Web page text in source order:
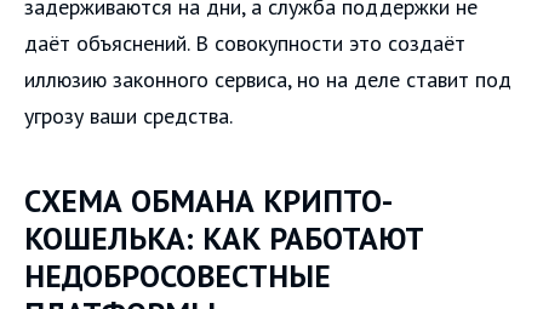
задерживаются на дни, а служба поддержки не
даёт объяснений. В совокупности это создаёт
иллюзию законного сервиса, но на деле ставит под
угрозу ваши средства.
СХЕМА ОБМАНА КРИПТО-
КОШЕЛЬКА: КАК РАБОТАЮТ
НЕДОБРОСОВЕСТНЫЕ